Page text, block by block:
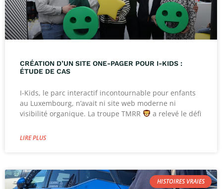
CRÉATION D’UN SITE ONE-PAGER POUR I-KIDS :
ÉTUDE DE CAS
I-Kids, le parc interactif incontournable pour enfants
au Luxembourg, n’avait ni site web moderne ni
visibilité organique. La troupe TMRR
a relevé le défi
LIRE PLUS
HISTOIRES VRAIES